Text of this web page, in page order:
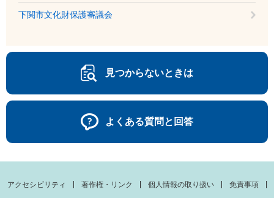
下関市文化財保護審議会
見つからないときは
よくある質問と回答
アクセシビリティ 著作権・リンク 個人情報の取り扱い 免責事項